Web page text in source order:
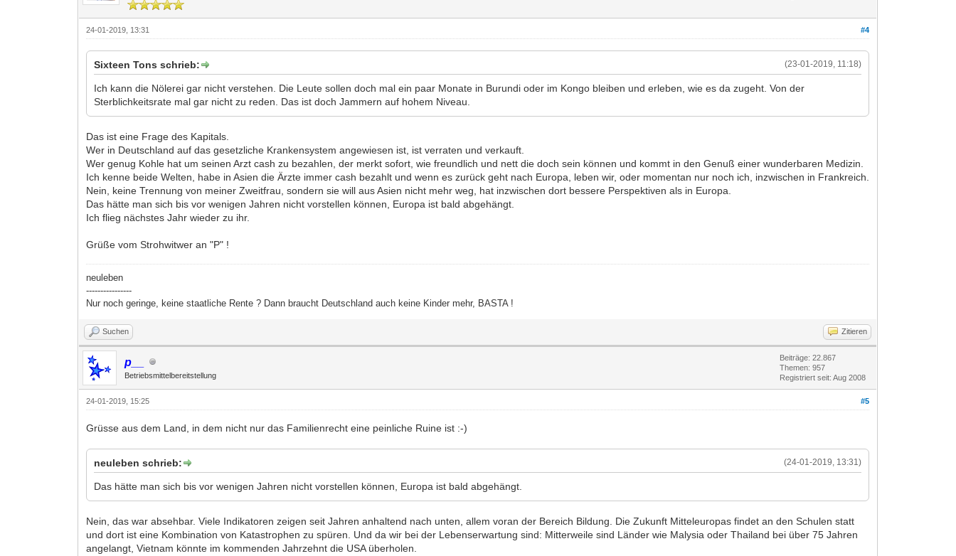
#4
24-01-2019, 13:31
(23-01-2019, 11:18)
Sixteen Tons schrieb:
Ich kann die Nölerei gar nicht verstehen. Die Leute sollen doch mal ein paar Monate in Burundi oder im Kongo bleiben und erleben, wie es da zugeht. Von der
Sterblichkeitsrate mal gar nicht zu reden. Das ist doch Jammern auf hohem Niveau.
Das ist eine Frage des Kapitals.
Wer in Deutschland auf das gesetzliche Krankensystem angewiesen ist, ist verraten und verkauft.
Wer genug Kohle hat um seinen Arzt cash zu bezahlen, der merkt sofort, wie freundlich und nett die doch sein können und kommt in den Genuß einer wunderbaren Medizin.
Ich kenne beide Welten, habe in Asien die Ärzte immer cash bezahlt und wenn es zurück geht nach Europa, leben wir, oder momentan nur noch ich, inzwischen in Frankreich.
Nein, keine Trennung von meiner Zweitfrau, sondern sie will aus Asien nicht mehr weg, hat inzwischen dort bessere Perspektiven als in Europa.
Das hätte man sich bis vor wenigen Jahren nicht vorstellen können, Europa ist bald abgehängt.
Ich flieg nächstes Jahr wieder zu ihr.
Grüße vom Strohwitwer an "P" !
neuleben
----------------
Nur noch geringe, keine staatliche Rente ? Dann braucht Deutschland auch keine Kinder mehr, BASTA !
Suchen Zitieren
p__
Betriebsmittelbereitstellung
Beiträge: 22.867
Themen: 957
Registriert seit: Aug 2008
#5
24-01-2019, 15:25
Grüsse aus dem Land, in dem nicht nur das Familienrecht eine peinliche Ruine ist :-)
(24-01-2019, 13:31)
neuleben schrieb:
Das hätte man sich bis vor wenigen Jahren nicht vorstellen können, Europa ist bald abgehängt.
Nein, das war absehbar. Viele Indikatoren zeigen seit Jahren anhaltend nach unten, allem voran der Bereich Bildung. Die Zukunft Mitteleuropas findet an den Schulen statt
und dort ist eine Kombination von Katastrophen zu spüren. Und da wir bei der Lebenserwartung sind: Mitterweile sind Länder wie Malysia oder Thailand bei über 75 Jahren
angelangt, Vietnam könnte im kommenden Jahrzehnt die USA überholen.